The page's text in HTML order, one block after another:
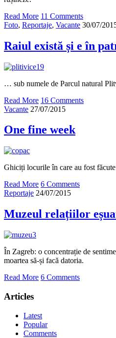
Read More 11 Comments
Foto, Reportaje, Vacante 30/07/
Raiul există și e în
… sub numele de Parcul natural
Read More 16 Comments
Vacante 27/07/2015
One fine week
Ghiciți locurile în care au fost făcute
Read More 6 Comments
Reportaje 24/07/2015
Muzeul relațiilor
În Zagreb: o concentrație de
moartea să-și facă datoria.
Read More 6 Comments
Articles
Latest
Popular
Comments